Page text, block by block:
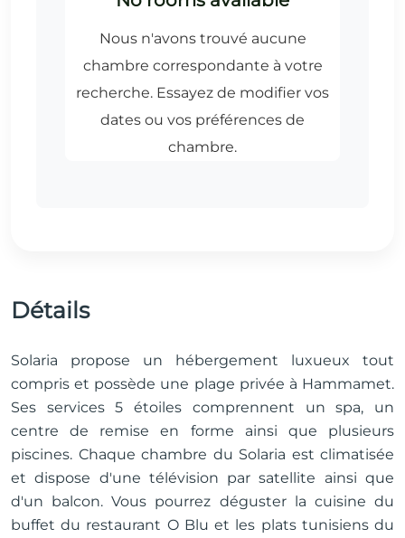
Détails
Solaria propose un hébergement luxueux tout
compris et possède une plage privée à Hammamet.
Ses services 5 étoiles comprennent un spa, un
centre de remise en forme ainsi que plusieurs
piscines. Chaque chambre du Solaria est climatisée
et dispose d'une télévision par satellite ainsi que
d'un balcon. Vous pourrez déguster la cuisine du
buffet du restaurant O Blu et les plats tunisiens du